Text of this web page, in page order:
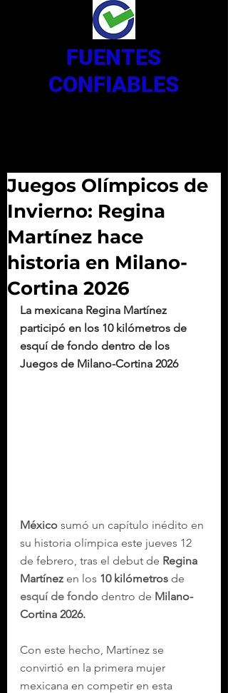
FUENTES
CONFIABLES
Juegos Olímpicos de
Invierno: Regina
Martínez hace
historia en Milano-
Cortina 2026
La mexicana Regina Martínez
participó en los 10 kilómetros de
esquí de fondo dentro de los
Juegos de Milano-Cortina 2026
México sumó un capítulo inédito en
su historia olímpica este jueves 12
de febrero, tras el debut de Regina
Martínez en los 10 kilómetros de
esquí de fondo dentro de Milano-
Cortina 2026.
Con este hecho, Martínez se
convirtió en la primera mujer
mexicana en competir en esta